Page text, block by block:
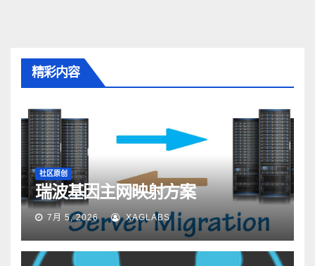
精彩内容
社区原创
瑞波基因主网映射方案
7月 5, 2026 XAGLABS